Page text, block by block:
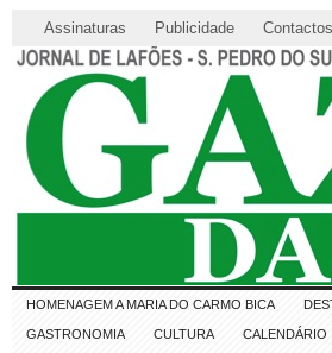
Assinaturas Publicidade Contactos
HOMENAGEM A MARIA DO CARMO BICA
GASTRONOMIA CULTURA CALENDÁRIO